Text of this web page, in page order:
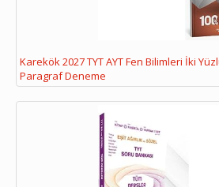
Karekök 2027 TYT AYT Fen Bilimleri İki
Paragraf Deneme